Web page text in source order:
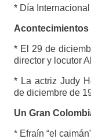
* Día
Acontecimientos
* El 29 de
director y locutor
* La actriz Judy
de diciembre de
Un Gran
* Efraín “el